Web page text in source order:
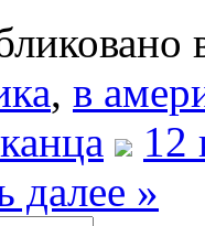
, в
12
далее »